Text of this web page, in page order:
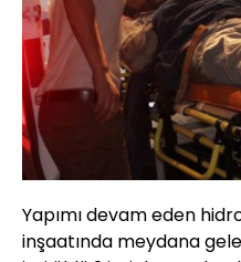
Yapımı devam eden
inşaatında meydana